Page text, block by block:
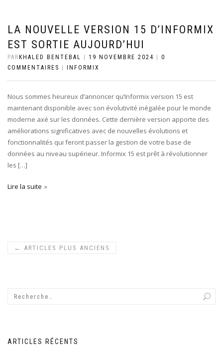
LA NOUVELLE VERSION 15 D’INFORMIX
EST SORTIE AUJOURD’HUI
PAR KHALED BENTEBAL 19 NOVEMBRE 2024
0
COMMENTAIRES
INFORMIX
Nous sommes heureux d’annoncer qu’Informix version 15 est
maintenant disponible avec son évolutivité inégalée pour le monde
moderne axé sur les données. Cette dernière version apporte des
améliorations significatives avec de nouvelles évolutions et
fonctionnalités qui feront passer la gestion de votre base de
données au niveau supérieur. Informix 15 est prêt à révolutionner
les […]
Lire la suite
← ARTICLES PLUS ANCIENS
ARTICLES RÉCENTS